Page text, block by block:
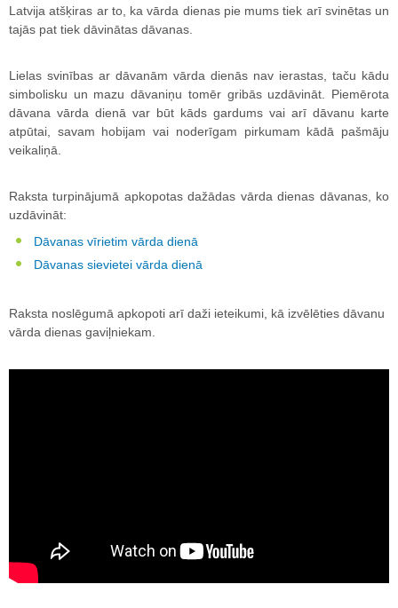
Latvija atšķiras ar to, ka vārda dienas pie mums tiek arī svinētas un
tajās pat tiek dāvinātas dāvanas.
Lielas svinības ar dāvanām vārda dienās nav ierastas, taču kādu
simbolisku un mazu dāvaniņu tomēr gribās uzdāvināt. Piemērota
dāvana vārda dienā var būt kāds gardums vai arī dāvanu karte
atpūtai, savam hobijam vai noderīgam pirkumam kādā pašmāju
veikaliņā.
Raksta turpinājumā apkopotas dažādas vārda dienas dāvanas, ko
uzdāvināt:
Dāvanas vīrietim vārda dienā
Dāvanas sievietei vārda dienā
Raksta noslēgumā apkopoti arī daži ieteikumi, kā izvēlēties dāvanu
vārda dienas gaviļniekam.